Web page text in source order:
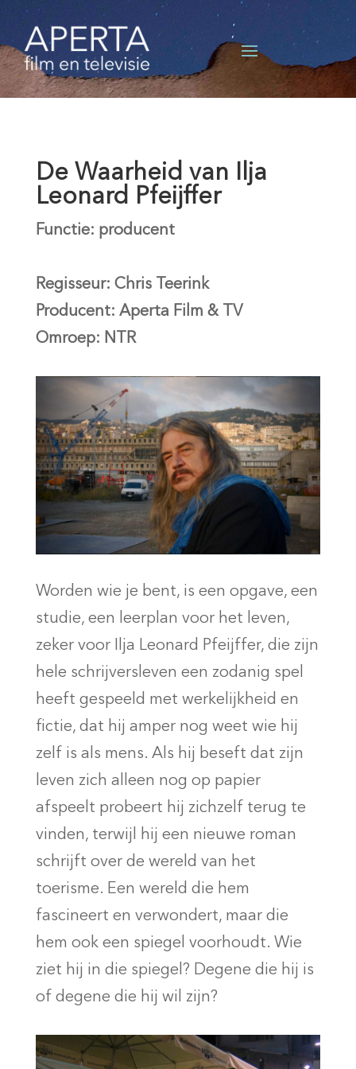
De Waarheid van Ilja
Leonard Pfeijffer
Functie: producent
Regisseur: Chris Teerink
Producent: Aperta Film & TV
Omroep: NTR
Worden wie je bent, is een opgave, een
studie, een leerplan voor het leven,
zeker voor Ilja Leonard Pfeijffer, die zijn
hele schrijversleven een zodanig spel
heeft gespeeld met werkelijkheid en
fictie, dat hij amper nog weet wie hij
zelf is als mens. Als hij beseft dat zijn
leven zich alleen nog op papier
afspeelt probeert hij zichzelf terug te
vinden, terwijl hij een nieuwe roman
schrijft over de wereld van het
toerisme. Een wereld die hem
fascineert en verwondert, maar die
hem ook een spiegel voorhoudt. Wie
ziet hij in die spiegel? Degene die hij is
of degene die hij wil zijn?